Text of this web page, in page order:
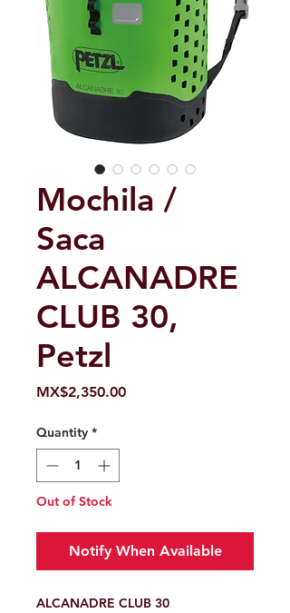
Mochila /
Saca
ALCANADRE
CLUB 30,
Petzl
MX$2,350.00Price
Quantity *
Out of Stock
Notify When Available
ALCANADRE CLUB 30